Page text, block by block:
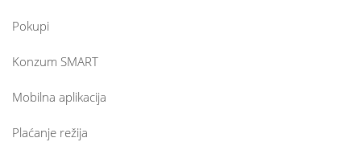
Pokupi
Konzum SMART
Mobilna aplikacija
Plaćanje režija